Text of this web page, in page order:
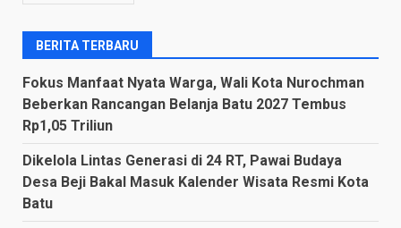
BERITA TERBARU
Fokus Manfaat Nyata Warga, Wali Kota Nurochman
Beberkan Rancangan Belanja Batu 2027 Tembus
Rp1,05 Triliun
Dikelola Lintas Generasi di 24 RT, Pawai Budaya
Desa Beji Bakal Masuk Kalender Wisata Resmi Kota
Batu